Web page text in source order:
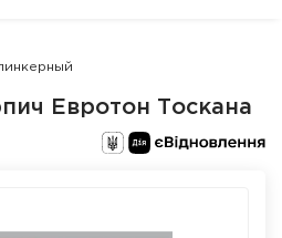
Евротон Тоскана